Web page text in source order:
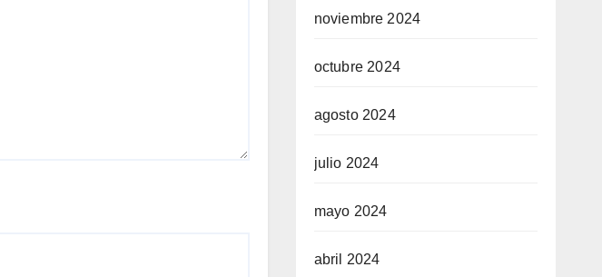
noviembre 2024
octubre 2024
agosto 2024
julio 2024
mayo 2024
abril 2024